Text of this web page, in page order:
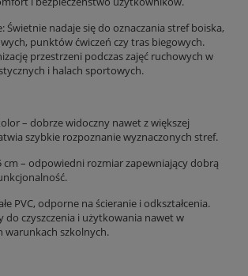
Świetnie nadaje się do oznaczania stref boiska,
punktów ćwiczeń czy tras biegowych.
przestrzeni podczas zajęć ruchowych w
i halach sportowych.
– dobrze widoczny nawet z większej
szybkie rozpoznanie wyznaczonych stref.
cm – odpowiedni rozmiar zapewniający dobrą
PVC, odporne na ścieranie i odkształcenia.
do czyszczenia i użytkowania nawet w
warunkach szkolnych.